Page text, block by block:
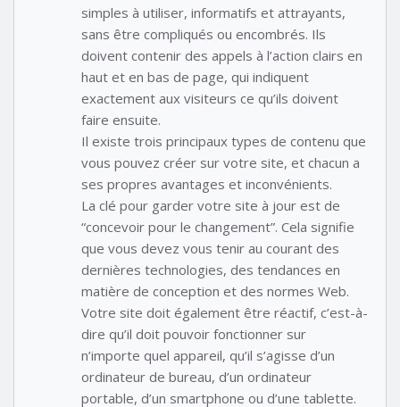
simples à utiliser, informatifs et attrayants,
sans être compliqués ou encombrés. Ils
doivent contenir des appels à l’action clairs en
haut et en bas de page, qui indiquent
exactement aux visiteurs ce qu’ils doivent
faire ensuite.
Il existe trois principaux types de contenu que
vous pouvez créer sur votre site, et chacun a
ses propres avantages et inconvénients.
La clé pour garder votre site à jour est de
“concevoir pour le changement”. Cela signifie
que vous devez vous tenir au courant des
dernières technologies, des tendances en
matière de conception et des normes Web.
Votre site doit également être réactif, c’est-à-
dire qu’il doit pouvoir fonctionner sur
n’importe quel appareil, qu’il s’agisse d’un
ordinateur de bureau, d’un ordinateur
portable, d’un smartphone ou d’une tablette.